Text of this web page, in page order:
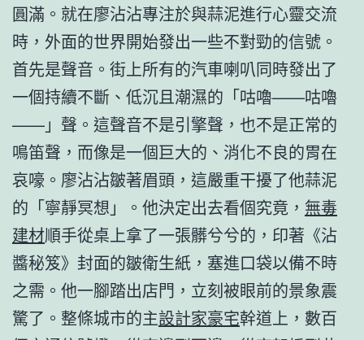
圓滿。就在廖沾沾專注於與蒜泥進行心靈交流
時，外面的世界開始發出一些不對勁的信號。
首先是聲音。街上所有的汽車喇叭同時發出了
一個持續不斷、低沉且潮濕的「咕嚕——咕嚕
——」聲。這聲音不是引擎聲，也不是正常的
鳴笛聲，而像是一個巨大的、消化不良的胃在
哀嚎。廖沾沾皺著眉頭，這嚴重干擾了他蒜泥
的「寧靜冥想」。他決定出去看個究竟， 無毒
建材順手從桌上拿了一張髒兮兮的，印著《沾
醬秘笈》封面的皺衛生紙，塞進口袋以備不時
之需。他一腳踏出店門，立刻被眼前的景象震
驚了。整條城市的主設計家豪宅幹道上，數百